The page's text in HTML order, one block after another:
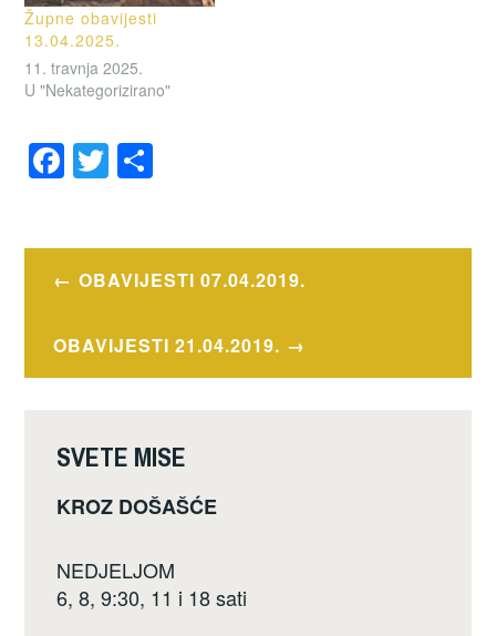
Župne obavijesti
13.04.2025.
11. travnja 2025.
U "Nekategorizirano"
F
e
b
o
o
T
er e
Navigacija
OBAVIJESTI 07.04.2019.
OBAVIJESTI 21.04.2019.
SVETE MISE
KROZ DOŠAŠĆE
NEDJELJOM
6, 8, 9:30, 11 i 18 sati